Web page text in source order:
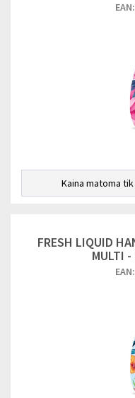
Kaina matoma
FRESH LIQUID
MULTI -